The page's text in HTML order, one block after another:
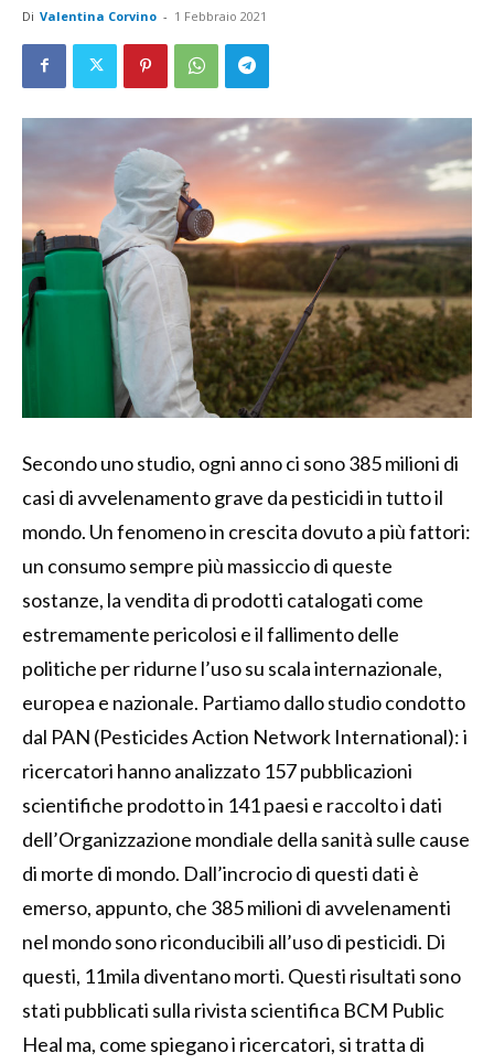
Di Valentina Corvino - 1 Febbraio 2021
Secondo uno studio, ogni anno ci sono 385 milioni di
casi di avvelenamento grave da pesticidi in tutto il
mondo. Un fenomeno in crescita dovuto a più fattori:
un consumo sempre più massiccio di queste
sostanze, la vendita di prodotti catalogati come
estremamente pericolosi e il fallimento delle
politiche per ridurne l’uso su scala internazionale,
europea e nazionale. Partiamo dallo studio condotto
dal PAN (Pesticides Action Network International): i
ricercatori hanno analizzato 157 pubblicazioni
scientifiche prodotto in 141 paesi e raccolto i dati
dell’Organizzazione mondiale della sanità sulle cause
di morte di mondo. Dall’incrocio di questi dati è
emerso, appunto, che 385 milioni di avvelenamenti
nel mondo sono riconducibili all’uso di pesticidi. Di
questi, 11mila diventano morti. Questi risultati sono
stati pubblicati sulla rivista scientifica BCM Public
Heal ma, come spiegano i ricercatori, si tratta di